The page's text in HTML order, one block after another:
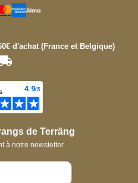
d'achat (France et Belgique)
de Terräng
à notre newsletter